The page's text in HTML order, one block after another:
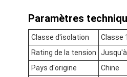
fil de litz
Fil magnétique à haute
Paramètres
Classe d'isolation
Classe
Rating de la tension
Pays d'origine
Chine